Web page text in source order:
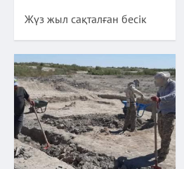
Жүз жыл сақталған бесік